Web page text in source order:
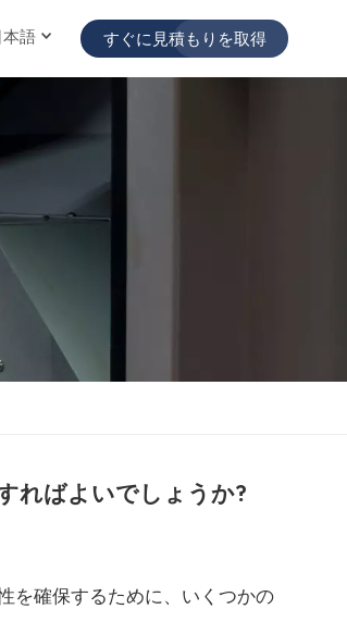
本語 すぐに見積もりを取得
ればよいでしょうか?
を確保するために、いくつかの